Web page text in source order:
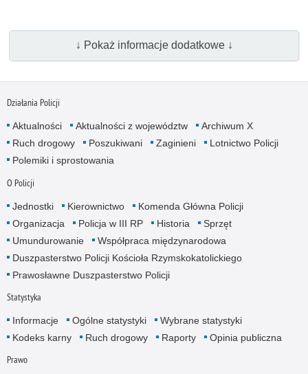
↓ Pokaż informacje dodatkowe ↓
Działania Policji
Aktualności Aktualności z województw
Archiwum X
Ruch drogowy
Poszukiwani Zaginieni
Lotnictwo Policji
Polemiki i sprostowania
O Policji
Jednostki Kierownictwo
Komenda Główna Policji
Organizacja
Policja w III RP Historia
Sprzęt
Umundurowanie
Współpraca międzynarodowa
Duszpasterstwo Policji Kościoła Rzymskokatolickiego
Prawosławne Duszpasterstwo Policji
Statystyka
Informacje Ogólne statystyki
Wybrane statystyki
Kodeks karny
Ruch drogowy Raporty Opinia publiczna
Prawo